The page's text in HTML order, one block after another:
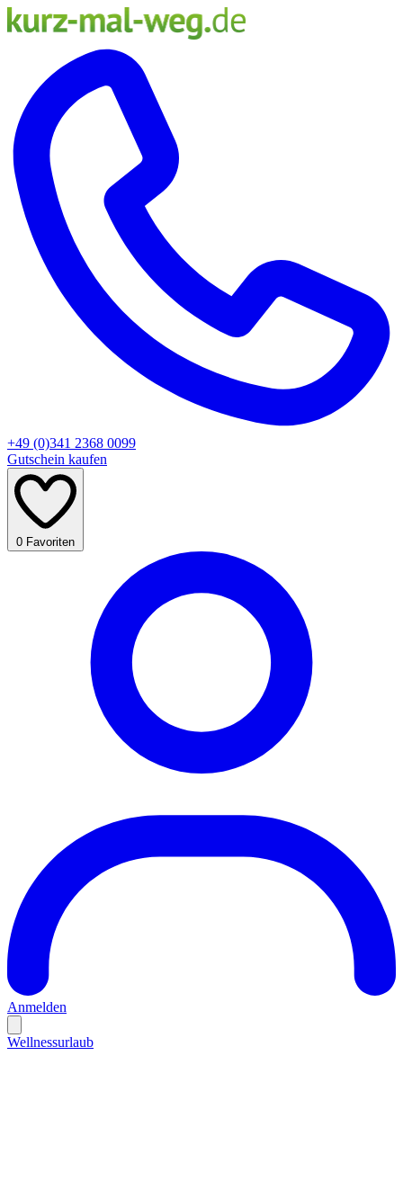
+49 (0)341 2368 0099
Gutschein kaufen
0 Favoriten
Anmelden
Wellnessurlaub